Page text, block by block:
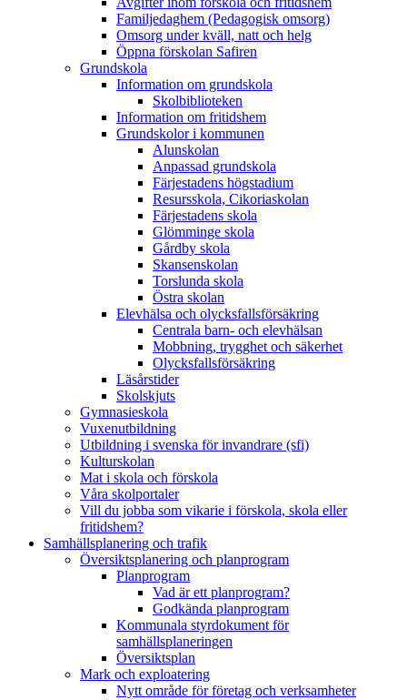
Familjedaghem (Pedagogisk omsorg)
Omsorg under kväll, natt och helg
Öppna förskolan Safiren
Grundskola
Information om grundskola
Skolbiblioteken
Information om fritidshem
Grundskolor i kommunen
Alunskolan
Anpassad grundskola
Färjestadens högstadium
Resursskola, Cikoriaskolan
Färjestadens skola
Glömminge skola
Gårdby skola
Skansenskolan
Torslunda skola
Östra skolan
Elevhälsa och olycksfallsförsäkring
Centrala barn- och elevhälsan
Mobbning, trygghet och säkerhet
Olycksfallsförsäkring
Läsårstider
Skolskjuts
Gymnasieskola
Vuxenutbildning
Utbildning i svenska för invandrare (sfi)
Kulturskolan
Mat i skola och förskola
Våra skolportaler
Vill du jobba som vikarie i förskola, skola eller
fritidshem?
Samhällsplanering och trafik
Översiktsplanering och planprogram
Planprogram
Vad är ett planprogram?
Godkända planprogram
Kommunala styrdokument för
samhällsplaneringen
Översiktsplan
Mark och exploatering
Nytt område för företag och verksamheter